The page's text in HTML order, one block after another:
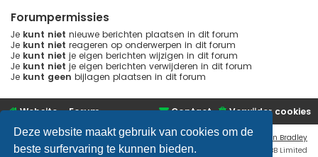
Deze website maakt gebruik van cookies om de
beste surfervaring te kunnen bieden.
Forumpermissies
Je kunt niet nieuwe berichten plaatsen in dit forum
Je kunt niet reageren op onderwerpen in dit forum
Je kunt niet je eigen berichten wijzigen in dit forum
Je kunt niet je eigen berichten verwijderen in dit forum
Je kunt geen bijlagen plaatsen in dit forum
Website Forum Verwijder cookies
Contact
Flat Style by
Ian Bradley
Powered by phpBB® Forum Software © phpBB Limited